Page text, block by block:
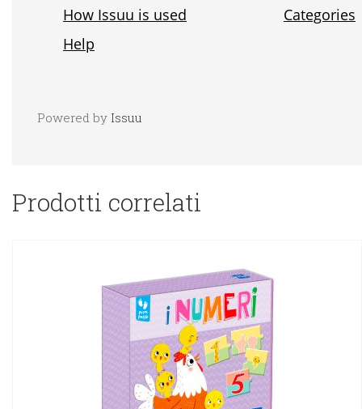
Powered by Issuu
Prodotti correlati